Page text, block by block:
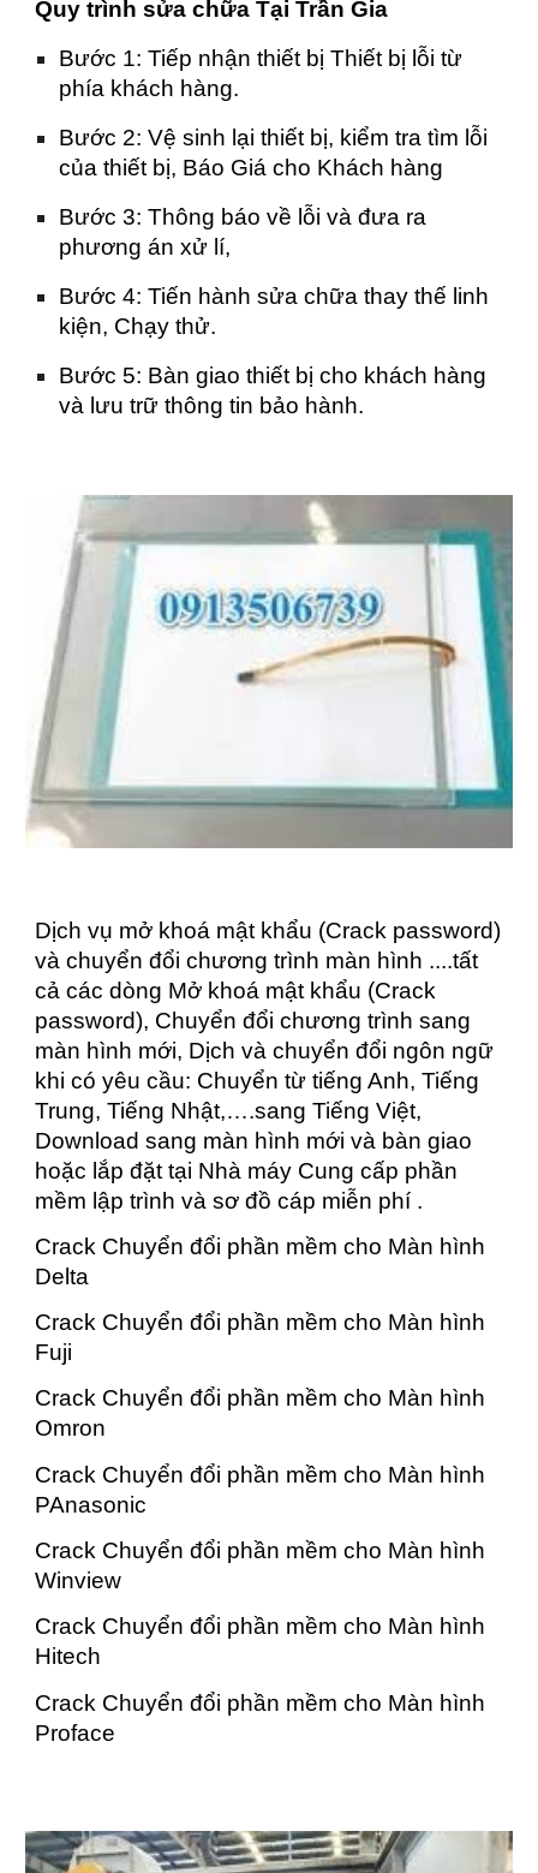
Quy trình sửa chữa Tại Trần Gia
Bước 1: Tiếp nhận thiết bị Thiết bị lỗi từ
phía khách hàng.
Bước 2: Vệ sinh lại thiết bị, kiểm tra tìm lỗi
của thiết bị, Báo Giá cho Khách hàng
Bước 3: Thông báo về lỗi và đưa ra
phương án xử lí,
Bước 4: Tiến hành sửa chữa thay thế linh
kiện, Chạy thử.
Bước 5: Bàn giao thiết bị cho khách hàng
và lưu trữ thông tin bảo hành.
Dịch vụ mở khoá mật khẩu (Crack password)
và chuyển đổi chương trình màn hình ....tất
cả các dòng Mở khoá mật khẩu (Crack
password), Chuyển đổi chương trình sang
màn hình mới, Dịch và chuyển đổi ngôn ngữ
khi có yêu cầu: Chuyển từ tiếng Anh, Tiếng
Trung, Tiếng Nhật,….sang Tiếng Việt,
Download sang màn hình mới và bàn giao
hoặc lắp đặt tại Nhà máy Cung cấp phần
mềm lập trình và sơ đồ cáp miễn phí .
Crack Chuyển đổi phần mềm cho Màn hình
Delta
Crack Chuyển đổi phần mềm cho Màn hình
Fuji
Crack Chuyển đổi phần mềm cho Màn hình
Omron
Crack Chuyển đổi phần mềm cho Màn hình
PAnasonic
Crack Chuyển đổi phần mềm cho Màn hình
Winview
Crack Chuyển đổi phần mềm cho Màn hình
Hitech
Crack Chuyển đổi phần mềm cho Màn hình
Proface